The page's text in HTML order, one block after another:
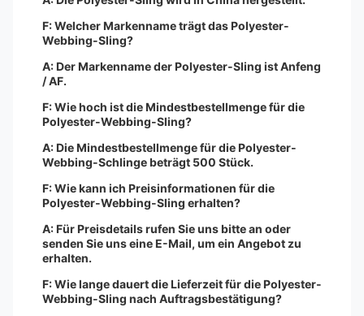
F: Welcher Markenname trägt das Polyester-
Webbing-Sling?
A: Der Markenname der Polyester-Sling ist Anfeng
/ AF.
F: Wie hoch ist die Mindestbestellmenge für die
Polyester-Webbing-Sling?
A: Die Mindestbestellmenge für die Polyester-
Webbing-Schlinge beträgt 500 Stück.
F: Wie kann ich Preisinformationen für die
Polyester-Webbing-Sling erhalten?
A: Für Preisdetails rufen Sie uns bitte an oder
senden Sie uns eine E-Mail, um ein Angebot zu
erhalten.
F: Wie lange dauert die Lieferzeit für die Polyester-
Webbing-Sling nach Auftragsbestätigung?